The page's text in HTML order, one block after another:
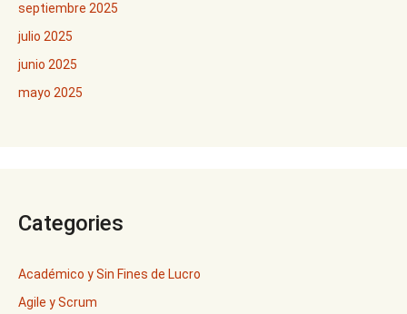
septiembre 2025
julio 2025
junio 2025
mayo 2025
Categories
Académico y Sin Fines de Lucro
Agile y Scrum